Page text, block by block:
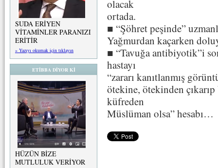
SUDA ERİYEN
VİTAMİNLER PARANIZI
ERİTİR
» Yazıyı okumak için tıklayın
ETİBBA DİYOR Kİ
HÜZÜN BİZE
MUTLULUK VERİYOR
olacak
ortada.
■ “Şöhret peşinde”
Yağmurdan kaçarken
■ “Tavuğa antibiyotik”i
hastayı
“zararı kanıtlanmış
ötekine, ötekinden
küfreden
Müslüman olsa” hesabı…